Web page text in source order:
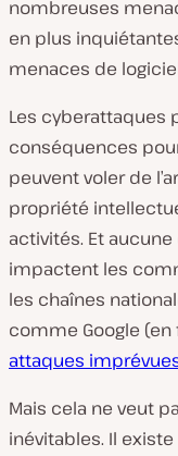
nombreuses
en plus
menaces de
Les cyberattaques
conséquences
peuvent voler de
propriété
activités. Et aucune
impactent les
les chaînes
comme Google (en
attaques
Mais cela ne veut
inévitables. Il